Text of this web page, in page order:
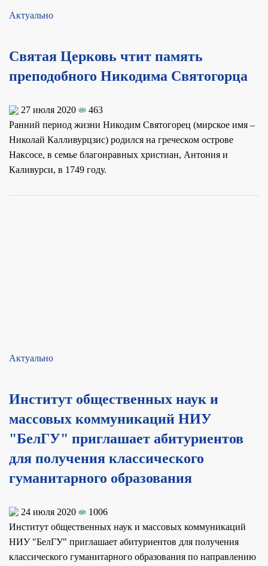
Актуально
Святая Церковь чтит память
преподобного Никодима Святогорца
27 июля 2020
463
Ранний период жизни Никодим Святогорец (мирское имя –
Николай Калливурцзис) родился на греческом острове
Наксосе, в семье благонравных христиан, Антония и
Каливурси, в 1749 году.
Актуально
Институт общественных наук и
массовых коммуникаций НИУ
"БелГУ" приглашает абитуриентов
для получения классического
гуманитарного образования
24 июля 2020
1006
Институт общественных наук и массовых коммуникаций
НИУ "БелГУ" приглашает абитуриентов для получения
классического гуманитарного образования по направлению